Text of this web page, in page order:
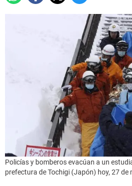
Policías y bomberos evacúan a un
prefectura de Tochigi (Japón) hoy, 27 de